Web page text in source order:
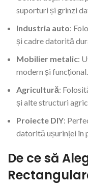
suporturi și grinzi
Industria auto:
și cadre datorită
Mobilier metalic:
modern și funcțional.
Agricultură:
și alte structuri
Proiecte DIY:
datorită ușurinței în
De ce să